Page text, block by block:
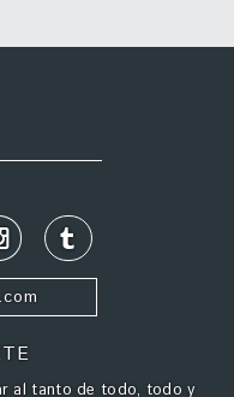
al tanto de todo, todo y